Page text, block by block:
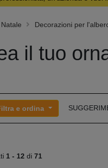
Natale Decorazioni per
il tuo
e ordina
1 - 12 di 71